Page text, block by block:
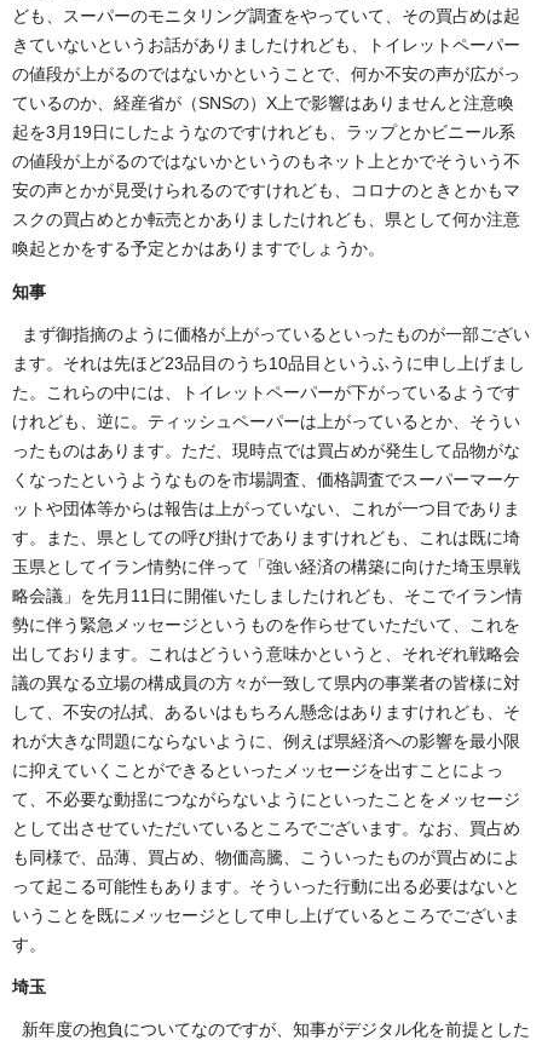
ども、スーパーのモニタリング調査をやっていて、その買占めは起
きていないというお話がありましたけれども、トイレットペーパー
の値段が上がるのではないかということで、何か不安の声が広がっ
ているのか、経産省が（SNSの）X上で影響はありませんと注意喚
起を3月19日にしたようなのですけれども、ラップとかビニール系
の値段が上がるのではないかというのもネット上とかでそういう不
安の声とかが見受けられるのですけれども、コロナのときとかもマ
スクの買占めとか転売とかありましたけれども、県として何か注意
喚起とかをする予定とかはありますでしょうか。
知事
まず御指摘のように価格が上がっているといったものが一部ござい
ます。それは先ほど23品目のうち10品目というふうに申し上げまし
た。これらの中には、トイレットペーパーが下がっているようです
けれども、逆に。ティッシュペーパーは上がっているとか、そうい
ったものはあります。ただ、現時点では買占めが発生して品物がな
くなったというようなものを市場調査、価格調査でスーパーマーケ
ットや団体等からは報告は上がっていない、これが一つ目でありま
す。また、県としての呼び掛けでありますけれども、これは既に埼
玉県としてイラン情勢に伴って「強い経済の構築に向けた埼玉県戦
略会議」を先月11日に開催いたしましたけれども、そこでイラン情
勢に伴う緊急メッセージというものを作らせていただいて、これを
出しております。これはどういう意味かというと、それぞれ戦略会
議の異なる立場の構成員の方々が一致して県内の事業者の皆様に対
して、不安の払拭、あるいはもちろん懸念はありますけれども、そ
れが大きな問題にならないように、例えば県経済への影響を最小限
に抑えていくことができるといったメッセージを出すことによっ
て、不必要な動揺につながらないようにといったことをメッセージ
として出させていただいているところでございます。なお、買占め
も同様で、品薄、買占め、物価高騰、こういったものが買占めによ
って起こる可能性もあります。そういった行動に出る必要はないと
いうことを既にメッセージとして申し上げているところでございま
す。
埼玉
新年度の抱負についてなのですが、知事がデジタル化を前提とした